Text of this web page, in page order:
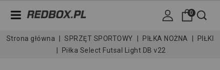
0
Strona główna SPRZĘT SPORTOWY PIŁKA NOŻNA
PIŁKI
Piłka Select Futsal Light DB v22